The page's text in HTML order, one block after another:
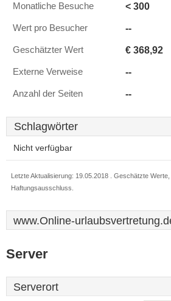
Monatliche Besuche < 300
Wert pro Besucher --
Geschätzter Wert € 368,92
Externe Verweise --
Anzahl der Seiten --
Schlagwörter
Nicht verfügbar
Letzte Aktualisierung: 19.05.2018 . Geschätzte
Haftungsausschluss.
www.Online-
Server
Serverort